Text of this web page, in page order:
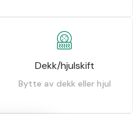
Dekk/hjulskift
Bytte av dekk eller hjul